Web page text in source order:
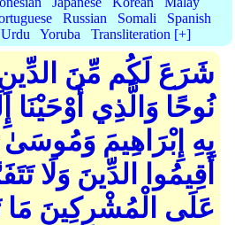
Russian Somali
Spanish
Urdu Yoruba Transliteration [+]
شَرَعَ لَكُم مِّنَ
نُوحًا وَالَّذِي أَوْحَيْنَا
بِهِ إِبْرَاهِيمَ
أَقِيمُوا الدِّينَ وَلَا
عَلَى الْمُشْرِكِينَ مَا